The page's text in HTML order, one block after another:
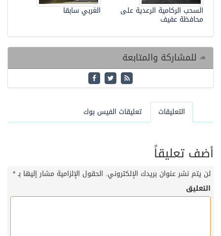
الغربي سابقا
السحب الركامية الرعدية على
محافظة عفيف
للمشاركة والمتابعة
التعليقات تعليقات الفيس بوك
أضف تعليقاً
لن يتم نشر عنوان بريدك الإلكتروني. الحقول الإلزامية مشار إليها بـ*
التعليق